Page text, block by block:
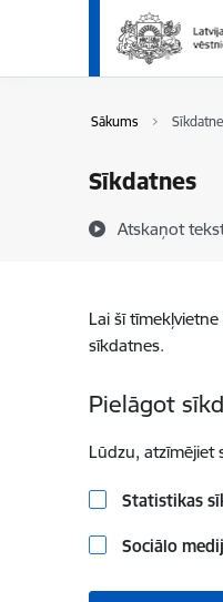
Pāriet uz lapas saturu
Sākums
Sīkdatnes
Atskaņot
Lai šī
sīkdatnes.
Pielāgot
Lūdzu, atzīmējiet
Statistikas
Sociālo